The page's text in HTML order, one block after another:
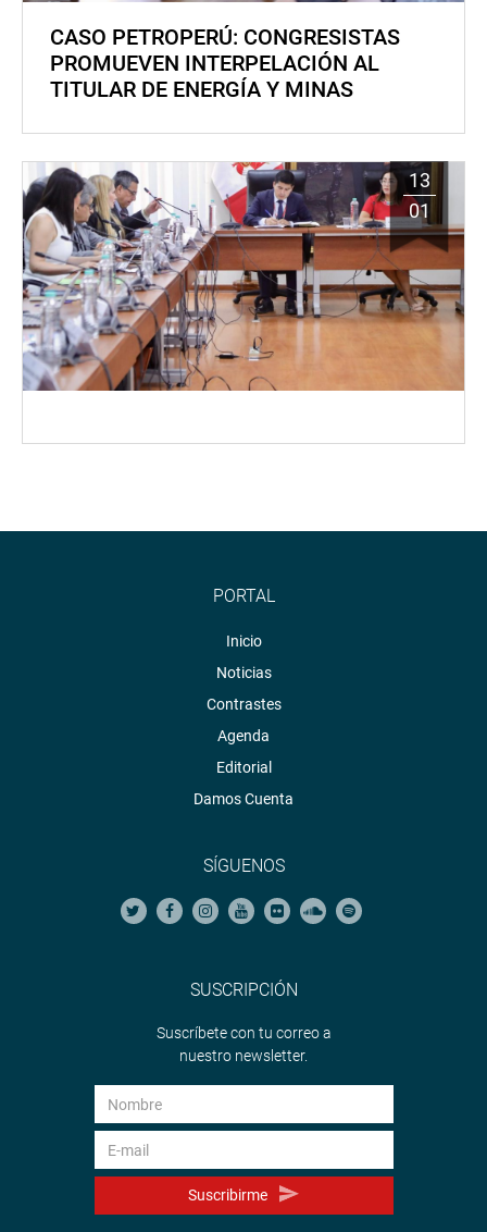
CASO PETROPERÚ: CONGRESISTAS
PROMUEVEN INTERPELACIÓN AL
TITULAR DE ENERGÍA Y MINAS
13
01
PORTAL
Inicio
Noticias
Contrastes
Agenda
Editorial
Damos Cuenta
SÍGUENOS
SUSCRIPCIÓN
Suscríbete con tu correo a
nuestro newsletter.
Suscribirme